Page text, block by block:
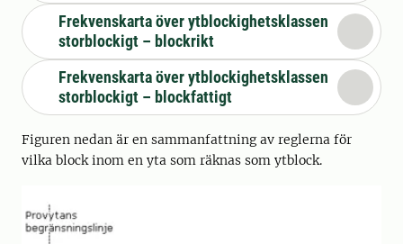
Frekvenskarta över ytblockighetsklassen
storblockigt – blockrikt
Frekvenskarta över ytblockighetsklassen
storblockigt – blockfattigt
Figuren nedan är en sammanfattning av reglerna för
vilka block inom en yta som räknas som ytblock.